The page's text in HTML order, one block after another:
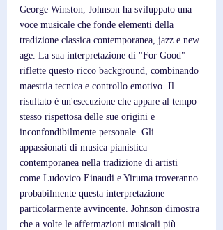
George Winston, Johnson ha sviluppato una
voce musicale che fonde elementi della
tradizione classica contemporanea, jazz e new
age. La sua interpretazione di "For Good"
riflette questo ricco background, combinando
maestria tecnica e controllo emotivo. Il
risultato è un'esecuzione che appare al tempo
stesso rispettosa delle sue origini e
inconfondibilmente personale. Gli
appassionati di musica pianistica
contemporanea nella tradizione di artisti
come Ludovico Einaudi e Yiruma troveranno
probabilmente questa interpretazione
particolarmente avvincente. Johnson dimostra
che a volte le affermazioni musicali più